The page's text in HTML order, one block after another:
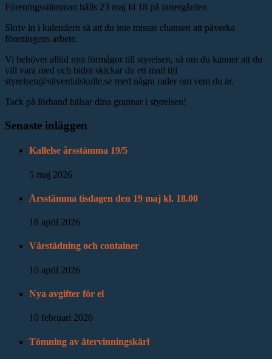
Föreningsstämman hålls 23 maj kl 18 på innergården
Skriv in i kalendern så att du inte missar chansen att påverka
föreningens arbete.
Vi behöver alltid nya förmågor till styrelsen, så om du känner att du
vill vara med och bidra skickar du ett mail till
styrelsen@silverdalskulle.se med några rader om vem du är.
Tack på förhand hälsar dina grannar i styrelsen!
Senaste inläggen
Kallelse årsstämma 19/5
5 maj 2026
Årsstämma tisdagen den 19 maj kl. 18.00
18 april 2026
Vårstädning och container
10 april 2026
Nya avgifter för el
10 februari 2026
Tömning av återvinningskärl